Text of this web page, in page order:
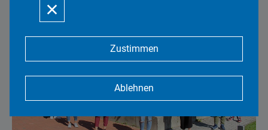
Zustimmen
Ablehnen